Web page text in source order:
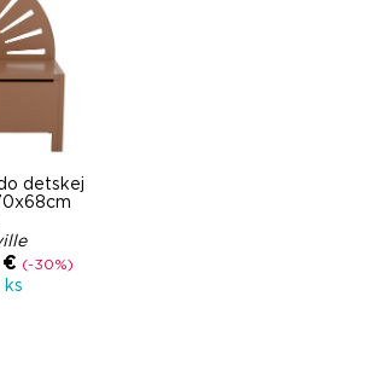
detskej
€ (-30%)
ks